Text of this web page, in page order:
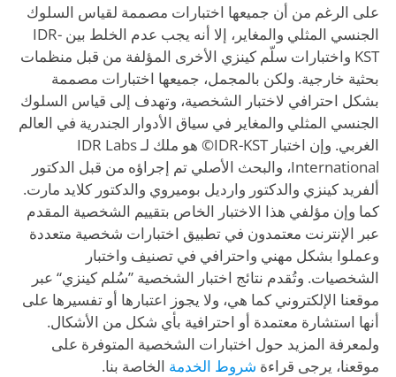
على الرغم من أن جميعها اختبارات مصممة لقياس السلوك
الجنسي المثلي والمغاير، إلا أنه يجب عدم الخلط بين IDR-
KST واختبارات سلّم كينزي الأخرى المؤلفة من قبل منظمات
بحثية خارجية. ولكن بالمجمل، جميعها اختبارات مصممة
بشكل احترافي لاختبار الشخصية، وتهدف إلى قياس السلوك
الجنسي المثلي والمغاير في سياق الأدوار الجندرية في العالم
الغربي. وإن اختبار IDR-KST© هو ملك لـ IDR Labs
International، والبحث الأصلي تم إجراؤه من قبل الدكتور
ألفريد كينزي والدكتور وارديل بوميروي والدكتور كلايد مارت.
كما وإن مؤلفي هذا الاختبار الخاص بتقييم الشخصية المقدم
عبر الإنترنت معتمدون في تطبيق اختبارات شخصية متعددة
وعملوا بشكل مهني واحترافي في تصنيف واختبار
الشخصيات. وتُقدم نتائج اختبار الشخصية ”سُلم كينزي“ عبر
موقعنا الإلكتروني كما هي، ولا يجوز اعتبارها أو تفسيرها على
أنها استشارة معتمدة أو احترافية بأي شكل من الأشكال.
ولمعرفة المزيد حول اختبارات الشخصية المتوفرة على
موقعنا، يرجى قراءة شروط الخدمة الخاصة بنا.